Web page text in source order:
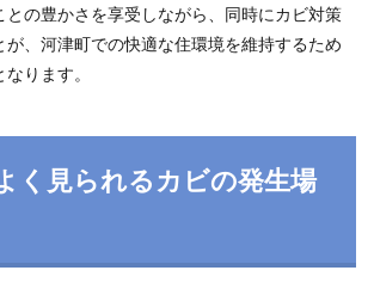
との豊かさを享受しながら、同時にカビ対策
が、河津町での快適な住環境を維持するため
ります。
く見られるカビの発生場